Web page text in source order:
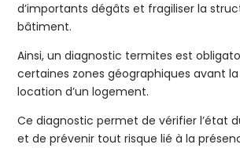
d’importants dégâts et fragiliser la
bâtiment.
Ainsi, un diagnostic termites est
certaines zones géographiques avant
location d’un logement.
Ce diagnostic permet de vérifier l’état
et de prévenir tout risque lié à la